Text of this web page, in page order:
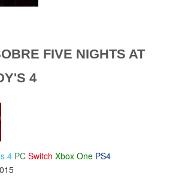
FIVE NIGHTS AT
4
4 PC Switch Xbox One PS4